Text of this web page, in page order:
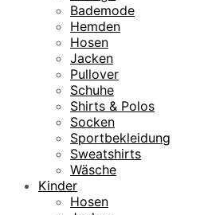
Bademode
Hemden
Hosen
Jacken
Pullover
Schuhe
Shirts & Polos
Socken
Sportbekleidung
Sweatshirts
Wäsche
Kinder
Hosen